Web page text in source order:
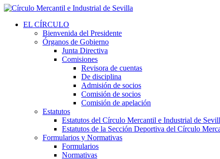
EL CÍRCULO
Bienvenida del Presidente
Órganos de Gobierno
Junta Directiva
Comisiones
Revisora de cuentas
De disciplina
Admisión de socios
Comisión de socios
Comisión de apelación
Estatutos
Estatutos del Círculo Mercantil e Industrial de
Estatutos de la Sección Deportiva del Círculo
Formularios y Normativas
Formularios
Normativas